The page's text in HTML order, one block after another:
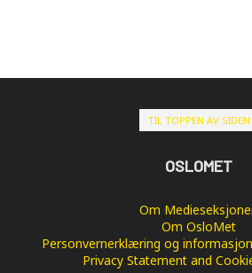
TIL TOPPEN AV SIDEN
OSLOMET
Om
Om OsloMet
Personvernerklæring og
Privacy Statement and